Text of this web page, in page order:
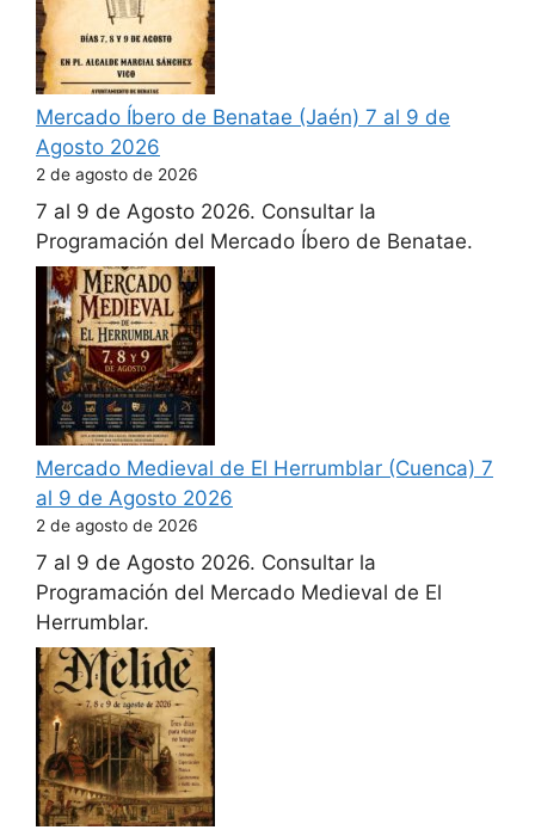
Mercado Íbero de Benatae (Jaén) 7 al 9 de
Agosto 2026
2 de agosto de 2026
7 al 9 de Agosto 2026. Consultar la
Programación del Mercado Íbero de Benatae.
Mercado Medieval de El Herrumblar (Cuenca) 7
al 9 de Agosto 2026
2 de agosto de 2026
7 al 9 de Agosto 2026. Consultar la
Programación del Mercado Medieval de El
Herrumblar.